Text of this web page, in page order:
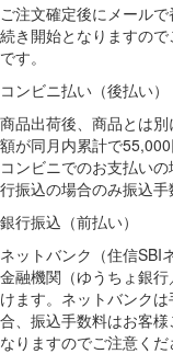
ご注文確定後にメール
続き開始となりますの
です。
コンビニ払い（後払い）
商品出荷後、商品とは
額が同月内累計で
コンビニでのお支払い
行振込の場合のみ振込手
銀行振込（前払い）
ネットバンク（住信SBI
金融機関（ゆうちょ銀
けます。ネットバンク
合、振込手数料はお客
なりますのでご注意くだ